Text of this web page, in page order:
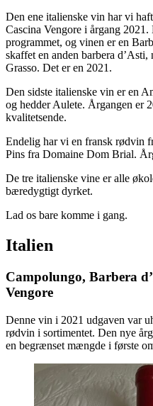
Den ene italienske vin har vi
Cascina Vengore i årgang
programmet, og vinen er en
skaffet en anden barbera
Grasso. Det er en 2021.
Den sidste italienske vin er en
og hedder Aulete. Årgangen er
kvalitetsende.
Endelig har vi en fransk rødvin
Pins fra Domaine Dom Brial.
De tre italienske vine er alle
bæredygtigt dyrket.
Lad os bare komme i gang.
Italien
Campolungo, Barbera
Vengore
Denne vin i 2021 udgaven var
rødvin i sortimentet. Den nye
en begrænset mængde i første